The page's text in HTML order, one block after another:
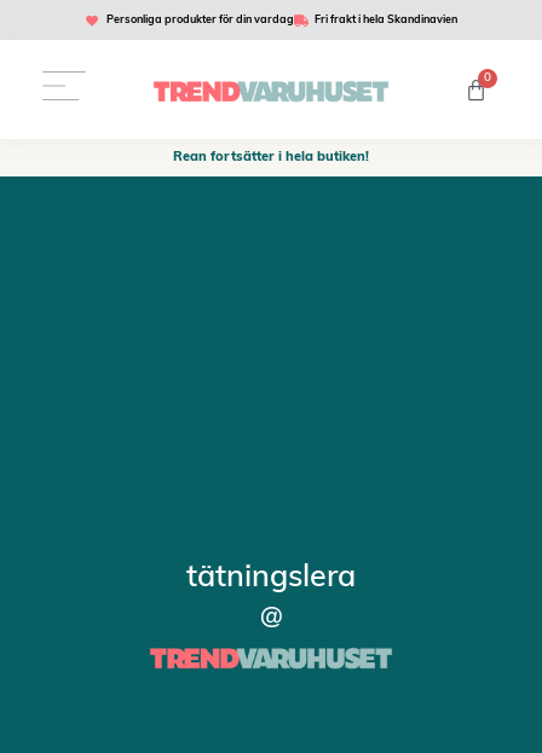
Personliga produkter för din vardag Fri frakt i hela Skandinavien
0
Rean fortsätter i hela butiken!
tätningslera
@